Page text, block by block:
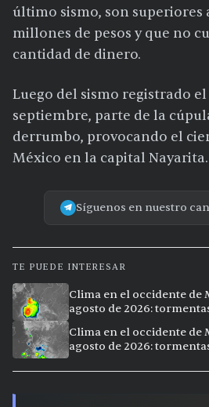
último sismo, son superiores
millones de pesos y que no
cantidad de dinero.
Luego del sismo registrado el
septiembre, parte de la
derrumbo, provocando el
México en la capital Nayarita.
Síguenos en nuestro
TE PUEDE INTERESAR
Clima en el occidente de
agosto de 2026:
Clima en el occidente de
agosto de 2026: